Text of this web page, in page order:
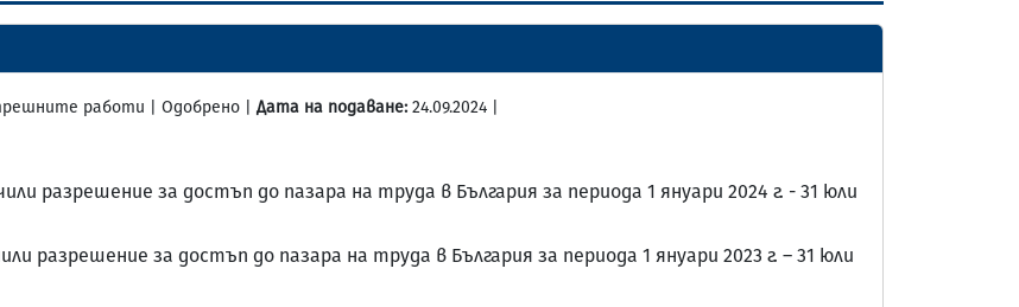
работи | Одобрено | Дата на подаване: 24.09.2024 |
разрешение за достъп до пазара на труда в България за периода 1 януари 2024 г. - 31 юли
разрешение за достъп до пазара на труда в България за периода 1 януари 2023 г. – 31 юли